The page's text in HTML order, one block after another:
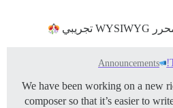
Announcements
We have been working on a new
composer so that it’s easier to